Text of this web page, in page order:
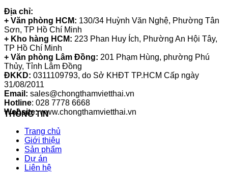
Địa chỉ:
+ Văn phòng HCM: 130/34 Huỳnh Văn Nghệ, Phường Tân
Sơn, TP Hồ Chí Minh
+ Kho hàng HCM: 223 Phan Huy Ích, Phường An Hội Tây,
TP Hồ Chí Minh
+ Văn phòng Lâm Đồng: 201 Phạm Hùng, phường Phú
Thủy, Tỉnh Lâm Đồng
ĐKKD: 0311109793, do Sở KHĐT TP.HCM Cấp ngày
31/08/2011
Email: sales@chongthamvietthai.vn
Hotline: 028 7778 6668
Website:www.chongthamvietthai.vn
THÔNG TIN
Trang chủ
Giới thiệu
Sản phẩm
Dự án
Liên hệ